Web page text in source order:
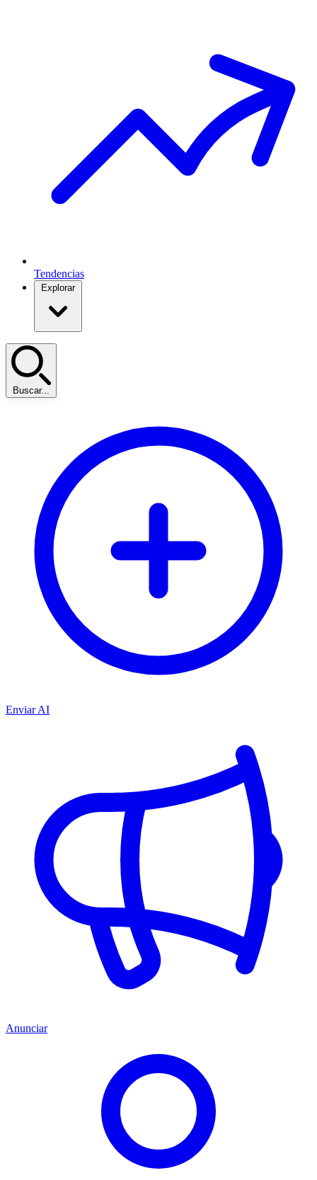
Tendencias
Explorar
Buscar...
Enviar AI
Anunciar